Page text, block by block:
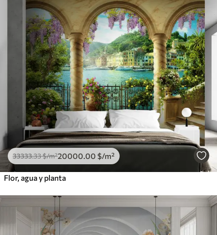
33333.33$/m²20000.00 $/m²
Flor, agua y planta